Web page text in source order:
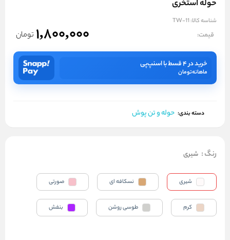
حوله استخری
شناسه کالا: TW-11
قیمت: 1,800,000 تومان
خرید در ۴ قسط با اسنپ‌پی
ماهانهتومان
دسته بندی: حوله و تن پوش
رنگ: شیری
شیری نسکافه ای صورتی
کرم طوسی روشن بنفش